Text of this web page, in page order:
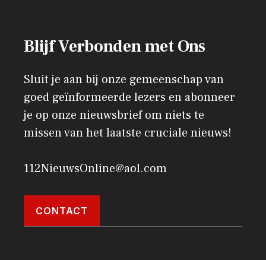
Blijf Verbonden met Ons
Sluit je aan bij onze gemeenschap van
goed geïnformeerde lezers en abonneer
je op onze nieuwsbrief om niets te
missen van het laatste cruciale nieuws!
112NieuwsOnline@aol.com
CONTACT